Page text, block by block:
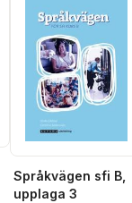
Språkvägen sfi B,
upplaga 3